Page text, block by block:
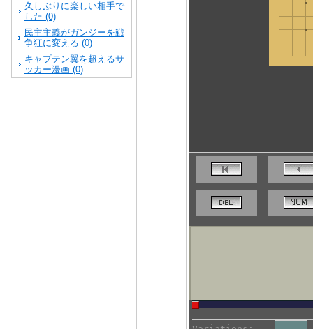
久しぶりに楽しい相手で
した (0)
民主主義がガンジーを戦
争狂に変える (0)
キャプテン翼を超えるサ
ッカー漫画 (0)